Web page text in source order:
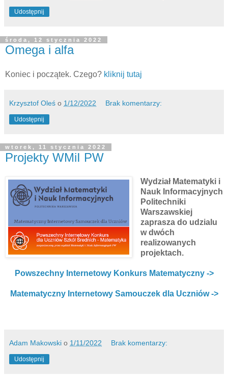
Udostępnij
środa, 12 stycznia 2022
Omega i alfa
Koniec i początek. Czego? kliknij tutaj
Krzysztof Oleś o 1/12/2022 Brak komentarzy:
Udostępnij
wtorek, 11 stycznia 2022
Projekty WMiI PW
Wydział Matematyki i
Nauk Informacyjnych
Politechniki
Warszawskiej
zaprasza do udzialu
w dwóch
realizowanych
projektach.
Powszechny Internetowy Konkurs Matematyczny ->
Matematyczny Internetowy Samouczek dla Uczniów ->
Adam Makowski o 1/11/2022 Brak komentarzy:
Udostępnij